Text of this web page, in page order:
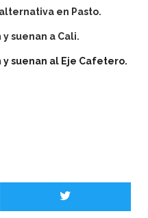
en Pasto.
suenan a Cali.
suenan al Eje Cafetero.